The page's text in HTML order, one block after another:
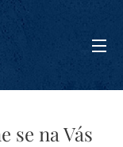
se na Vás